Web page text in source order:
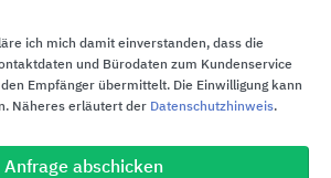
ich mich damit einverstanden, dass die
und Bürodaten zum Kundenservice
Empfänger übermittelt. Die Einwilligung kann
Näheres erläutert der Datenschutzhinweis.
Anfrage abschicken